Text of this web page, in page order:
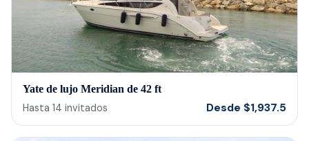
Yate de lujo Meridian de 42 ft
Hasta 14 invitados Desde $1,937.5